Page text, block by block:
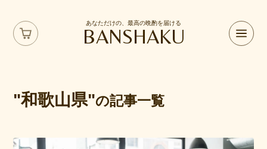
あなただけの、最高の晩酌を届ける
BANSHAKU
"和歌山県"の記事一覧